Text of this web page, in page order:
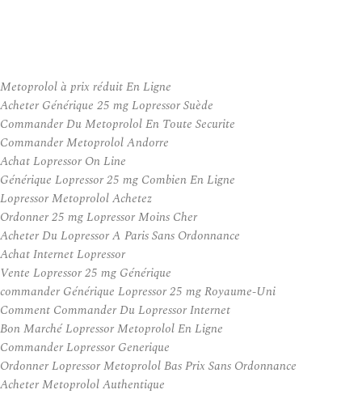
Metoprolol à prix réduit En Ligne
Acheter Générique 25 mg Lopressor Suède
Commander Du Metoprolol En Toute Securite
Commander Metoprolol Andorre
Achat Lopressor On Line
Générique Lopressor 25 mg Combien En Ligne
Lopressor Metoprolol Achetez
Ordonner 25 mg Lopressor Moins Cher
Acheter Du Lopressor A Paris Sans Ordonnance
Achat Internet Lopressor
Vente Lopressor 25 mg Générique
commander Générique Lopressor 25 mg Royaume-Uni
Comment Commander Du Lopressor Internet
Bon Marché Lopressor Metoprolol En Ligne
Commander Lopressor Generique
Ordonner Lopressor Metoprolol Bas Prix Sans Ordonnance
Acheter Metoprolol Authentique